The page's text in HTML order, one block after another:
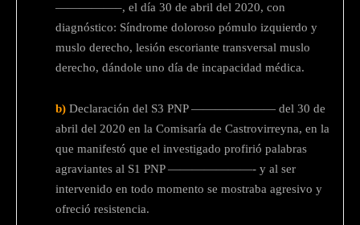
—————–, el día 30 de abril del 2020, con
diagnóstico: Síndrome doloroso pómulo izquierdo y
muslo derecho, lesión escoriante transversal muslo
derecho, dándole uno día de incapacidad médica.
b) Declaración del S3 PNP ——————— del 30 de
abril del 2020 en la Comisaría de Castrovirreyna, en la
que manifestó que el investigado profirió palabras
agraviantes al S1 PNP ———————- y al ser
intervenido en todo momento se mostraba agresivo y
ofreció resistencia.